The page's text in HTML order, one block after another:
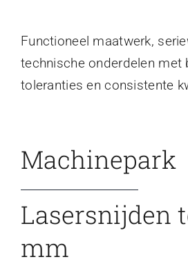
Functioneel maatwerk,
technische onderdelen met
toleranties en consistente
Machinepark
Lasersnijden
mm